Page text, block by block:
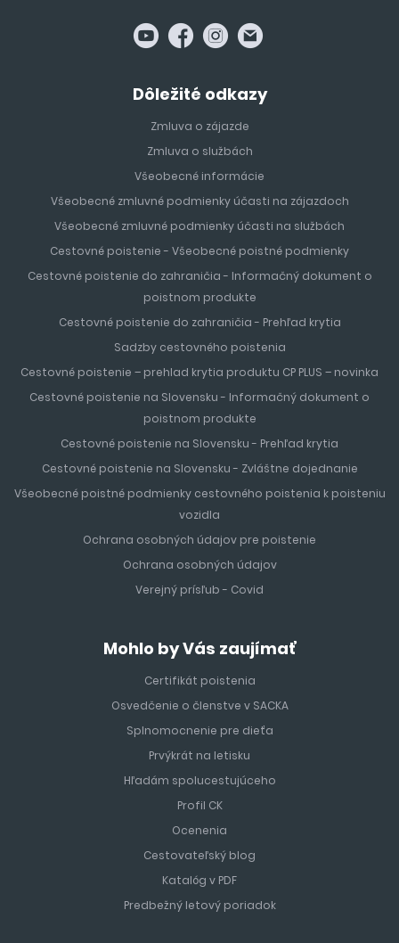
Dôležité odkazy
Zmluva o zájazde
Zmluva o službách
Všeobecné informácie
Všeobecné zmluvné podmienky účasti na zájazdoch
Všeobecné zmluvné podmienky účasti na službách
Cestovné poistenie - Všeobecné poistné podmienky
Cestovné poistenie do zahraničia - Informačný dokument o
poistnom produkte
Cestovné poistenie do zahraničia - Prehľad krytia
Sadzby cestovného poistenia
Cestovné poistenie – prehlad krytia produktu CP PLUS – novinka
Cestovné poistenie na Slovensku - Informačný dokument o
poistnom produkte
Cestovné poistenie na Slovensku - Prehľad krytia
Cestovné poistenie na Slovensku - Zvláštne dojednanie
Všeobecné poistné podmienky cestovného poistenia k poisteniu
vozidla
Ochrana osobných údajov pre poistenie
Ochrana osobných údajov
Verejný prísľub - Covid
Mohlo by Vás zaujímať
Certifikát poistenia
Osvedčenie o členstve v SACKA
Splnomocnenie pre dieťa
Prvýkrát na letisku
Hľadám spolucestujúceho
Profil CK
Ocenenia
Cestovateľský blog
Katalóg v PDF
Predbežný letový poriadok